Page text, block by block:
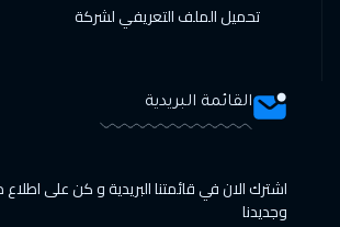
تحميل الملف التعريفي لشركة
القائمة البريدية
اشترك الان في قائمتنا البريدية و كن على اطلاع
وجديدنا